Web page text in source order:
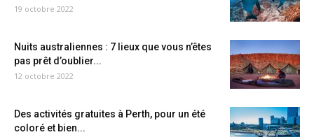
19 octobre 2022
Nuits australiennes : 7 lieux que vous n’êtes
pas prêt d’oublier...
12 octobre 2022
Des activités gratuites à Perth, pour un été
coloré et bien...